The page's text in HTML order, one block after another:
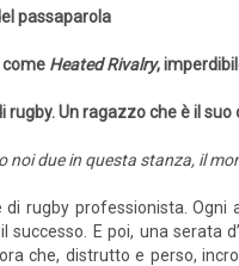
passaparola
Heated Rivalry,
rugby. Un ragazzo che è il
noi due in questa stanza, il
rugby professionista.
successo. E poi, una
che, distrutto e perso,